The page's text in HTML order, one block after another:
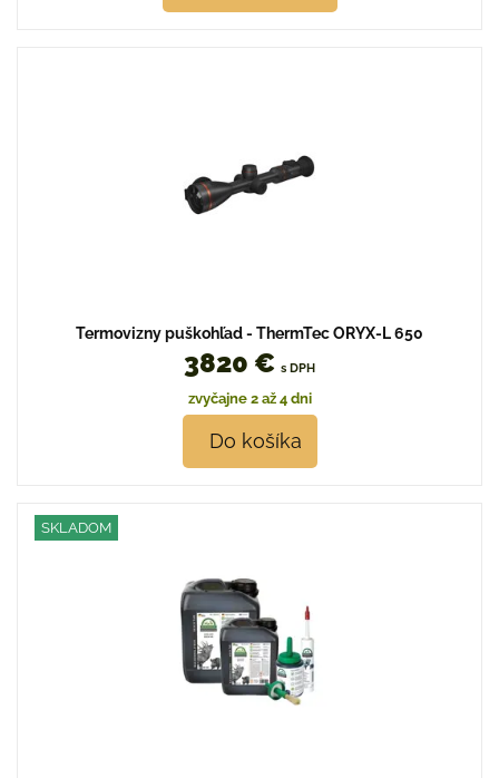
Termovizny puškohľad - ThermTec ORYX-L 650
3820 € s DPH
zvyčajne 2 až 4 dni
Do košíka
SKLADOM